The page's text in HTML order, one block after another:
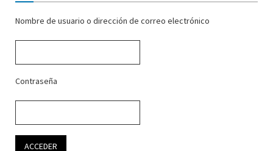
Nombre de usuario o dirección de correo electrónico
Contraseña